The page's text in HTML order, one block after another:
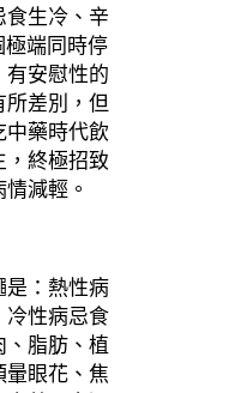
生冷、辛
端同時停
安慰性的
所差別，但
藥時代飲
終極招致
減輕。
：熱性病
冷性病忌食
、脂肪、植
眼花、焦